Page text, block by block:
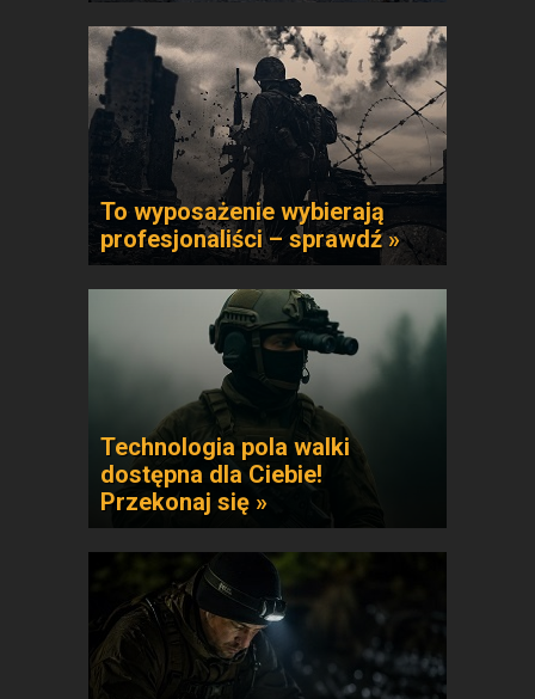
To wyposażenie wybierają
profesjonaliści – sprawdź »
Technologia pola walki
dostępna dla Ciebie!
Przekonaj się »